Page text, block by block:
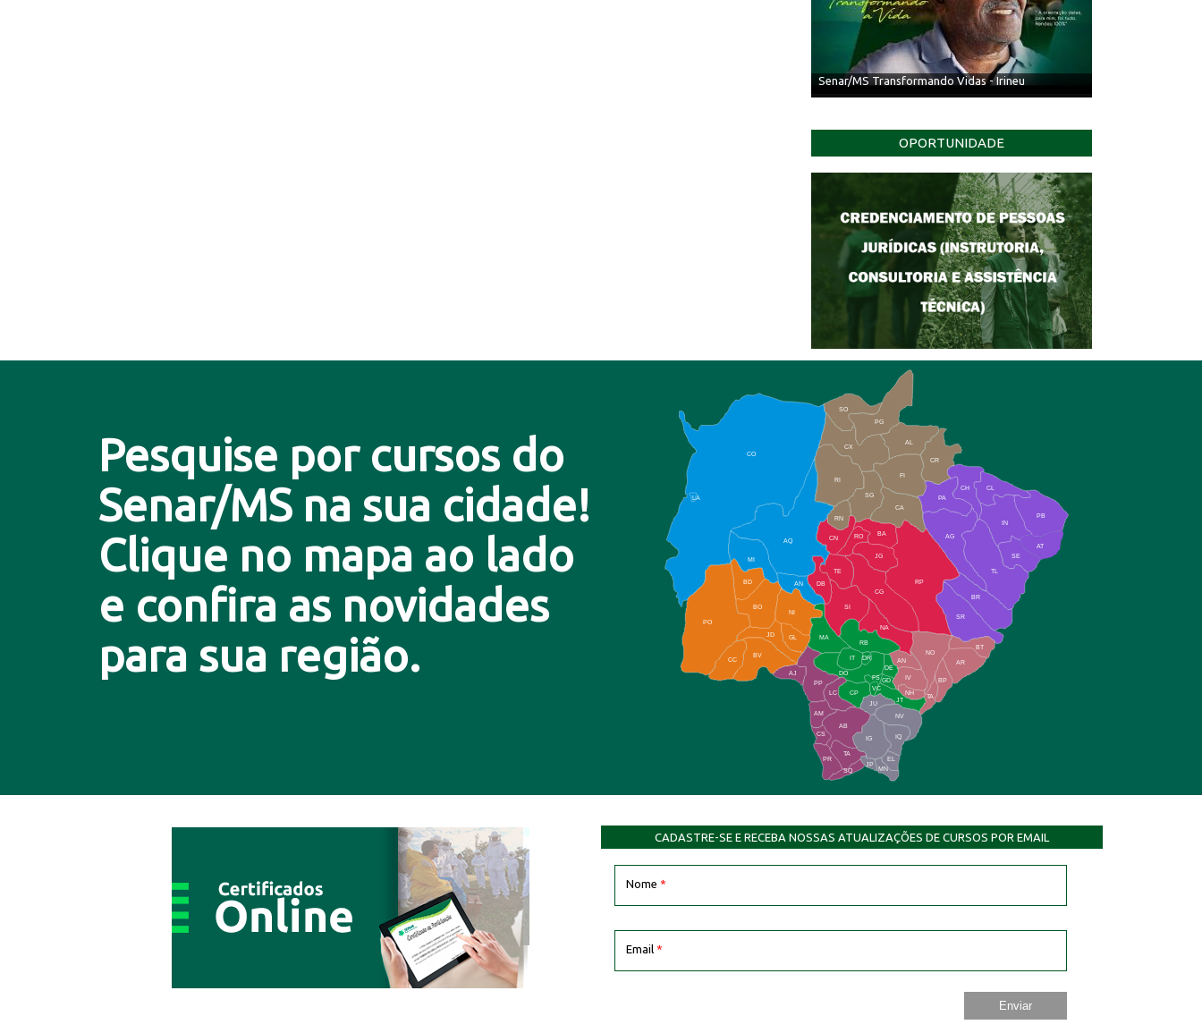
Senar/MS Transformando Vidas - Irineu
OPORTUNIDADE
Pesquise por cursos do
Senar/MS na sua cidade!
Clique no mapa ao lado
e confira as novidades
para sua região.
CO
AQ
MI
AN
CX
RI
AL
CR
FI
SG
BA
CA
PA
CH CL
PB
SE
TL
AG
BR
SR
BT
AR
RP
RO
JG
CG
SI
NA
TA
NH
JT
RB
MA
IT
DR
DO
CP
JU
NV
IQ
EL
BD
BO
NI
JD
PO
BV
CC
PP
AJ
LC
AM
AB
JP
DB
TE
CS
PR
TA
SQ
IG
MN
IN
NO
BP
RN
CN
GL
AN
IV
FS
VC
GD
DE
AT
PG
SO
LA
CADASTRE-SE E RECEBA NOSSAS ATUALIZAÇÕES DE CURSOS POR EMAIL
Nome *
Email *